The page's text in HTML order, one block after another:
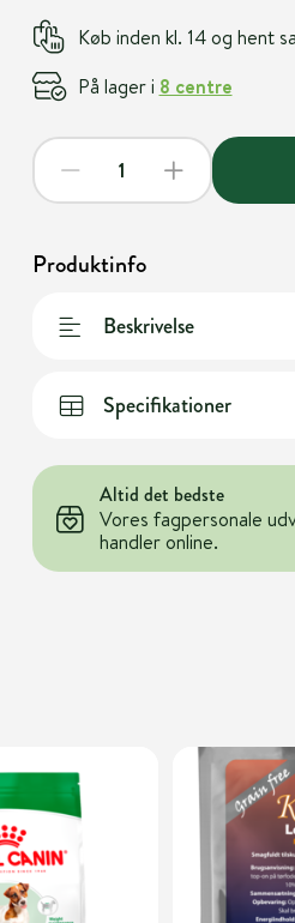
Køb inden kl. 14 og hent
På lager i 8 centre
Produktinfo
Beskrivelse
Specifikationer
Altid det bedste
Vores fagpersonale
handler online.